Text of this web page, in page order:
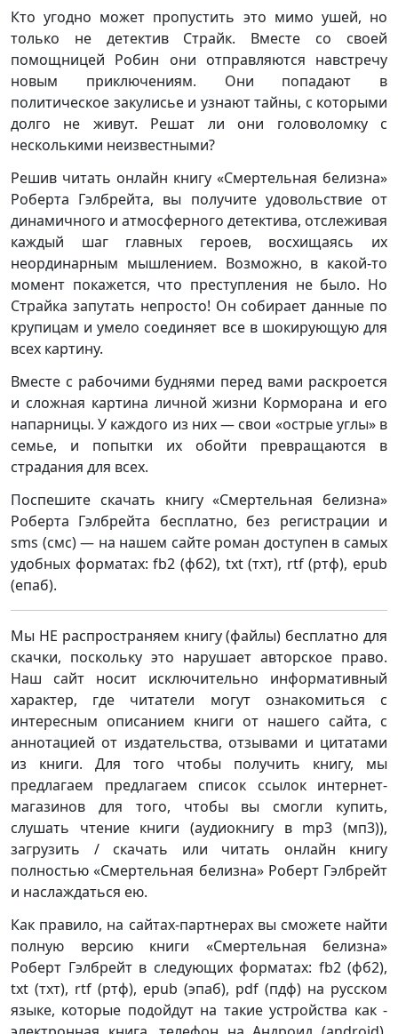
Кто угодно может пропустить это мимо ушей, но
только не детектив Страйк. Вместе со своей
помощницей Робин они отправляются навстречу
новым приключениям. Они попадают в
политическое закулисье и узнают тайны, с которыми
долго не живут. Решат ли они головоломку с
несколькими неизвестными?
Решив читать онлайн книгу «Смертельная белизна»
Роберта Гэлбрейта, вы получите удовольствие от
динамичного и атмосферного детектива, отслеживая
каждый шаг главных героев, восхищаясь их
неординарным мышлением. Возможно, в какой-то
момент покажется, что преступления не было. Но
Страйка запутать непросто! Он собирает данные по
крупицам и умело соединяет все в шокирующую для
всех картину.
Вместе с рабочими буднями перед вами раскроется
и сложная картина личной жизни Корморана и его
напарницы. У каждого из них — свои «острые углы» в
семье, и попытки их обойти превращаются в
страдания для всех.
Поспешите скачать книгу «Смертельная белизна»
Роберта Гэлбрейта бесплатно, без регистрации и
sms (смс) — на нашем сайте роман доступен в самых
удобных форматах: fb2 (фб2), txt (тхт), rtf (ртф), epub
(епаб).
Мы НЕ распространяем книгу (файлы) бесплатно для
скачки, поскольку это нарушает авторское право.
Наш сайт носит исключительно информативный
характер, где читатели могут ознакомиться с
интересным описанием книги от нашего сайта, с
аннотацией от издательства, отзывами и цитатами
из книги. Для того чтобы получить книгу, мы
предлагаем предлагаем список ссылок интернет-
магазинов для того, чтобы вы смогли купить,
слушать чтение книги (аудиокнигу в mp3 (мп3)),
загрузить / скачать или читать онлайн книгу
полностью «Смертельная белизна» Роберт Гэлбрейт
и наслаждаться ею.
Как правило, на сайтах-партнерах вы сможете найти
полную версию книги «Смертельная белизна»
Роберт Гэлбрейт в следующих форматах: fb2 (фб2),
txt (тхт), rtf (ртф), epub (эпаб), pdf (пдф) на русском
языке, которые подойдут на такие устройства как -